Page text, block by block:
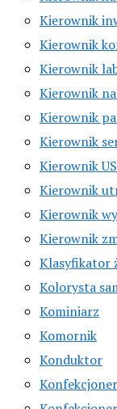
Kierownik
Kierownik
Kierownik
Kierownik
Kierownik
Kierownik
Kierownik
Kierownik
Kierownik
Kierownik
Klasyfikator
Kolorysta
Kominiarz
Komornik
Konduktor